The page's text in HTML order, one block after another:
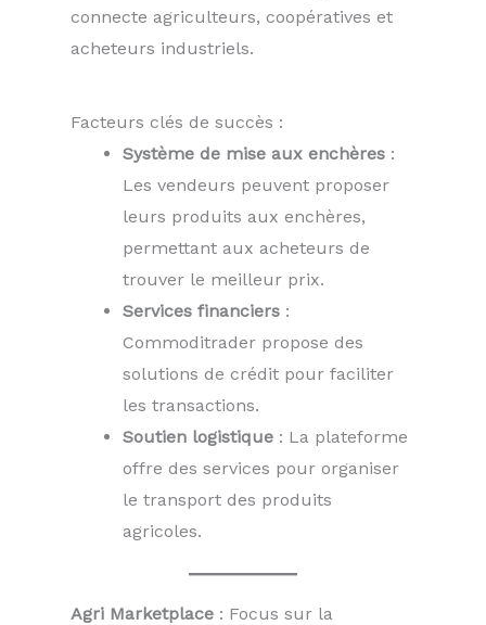
connecte agriculteurs, coopératives et
acheteurs industriels.
Facteurs clés de succès :
Système de mise aux enchères :
Les vendeurs peuvent proposer
leurs produits aux enchères,
permettant aux acheteurs de
trouver le meilleur prix.
Services financiers :
Commoditrader propose des
solutions de crédit pour faciliter
les transactions.
Soutien logistique : La plateforme
offre des services pour organiser
le transport des produits
agricoles.
Agri Marketplace : Focus sur la